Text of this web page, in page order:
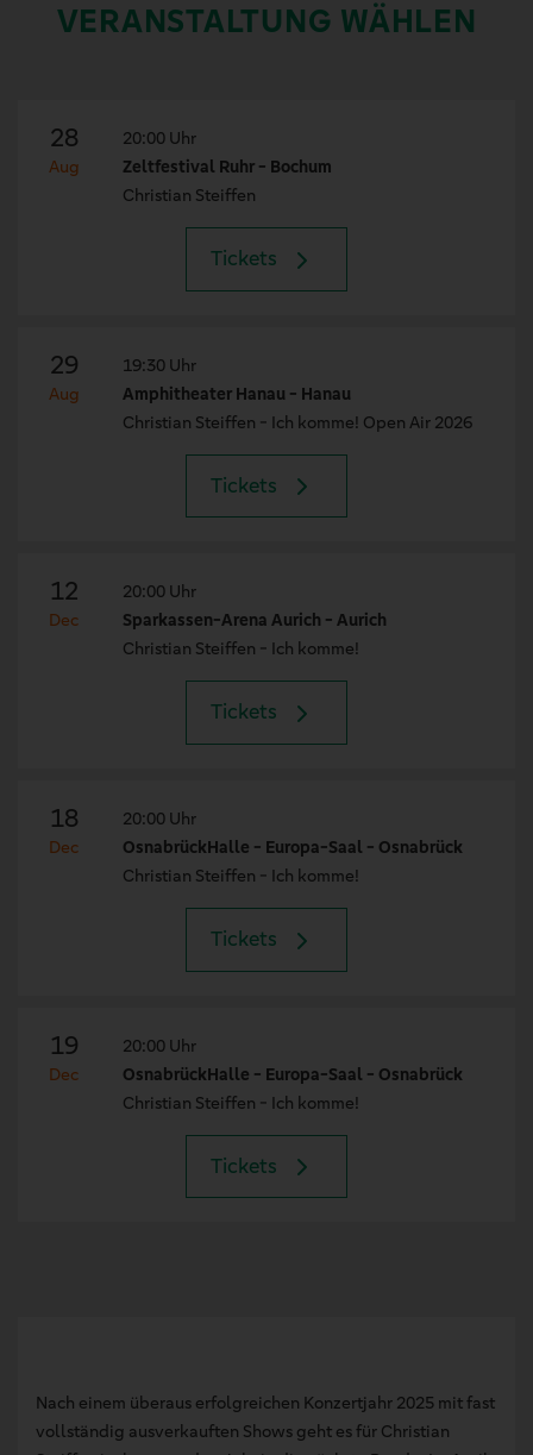
VERANSTALTUNG WÄHLEN
28
Aug
20:00 Uhr
Zeltfestival Ruhr - Bochum
Christian Steiffen
Tickets
29
Aug
19:30 Uhr
Amphitheater Hanau - Hanau
Christian Steiffen - Ich komme! Open Air 2026
Tickets
12
Dec
20:00 Uhr
Sparkassen-Arena Aurich - Aurich
Christian Steiffen - Ich komme!
Tickets
18
Dec
20:00 Uhr
OsnabrückHalle - Europa-Saal - Osnabrück
Christian Steiffen - Ich komme!
Tickets
19
Dec
20:00 Uhr
OsnabrückHalle - Europa-Saal - Osnabrück
Christian Steiffen - Ich komme!
Tickets
Nach einem überaus erfolgreichen Konzertjahr 2025 mit fast
vollständig ausverkauften Shows geht es für Christian